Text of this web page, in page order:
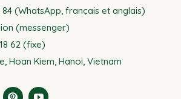
84 (WhatsApp, français et anglais)
(messenger)
62 (fixe)
Hoan Kiem, Hanoi, Vietnam